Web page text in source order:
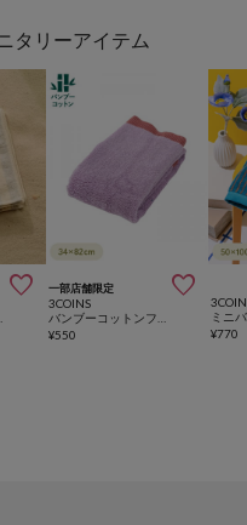
タリーアイテム
 一部店舗限定 
3COINS
バンブーコットンフェイスタオル：34×82cm
¥550 ¥770